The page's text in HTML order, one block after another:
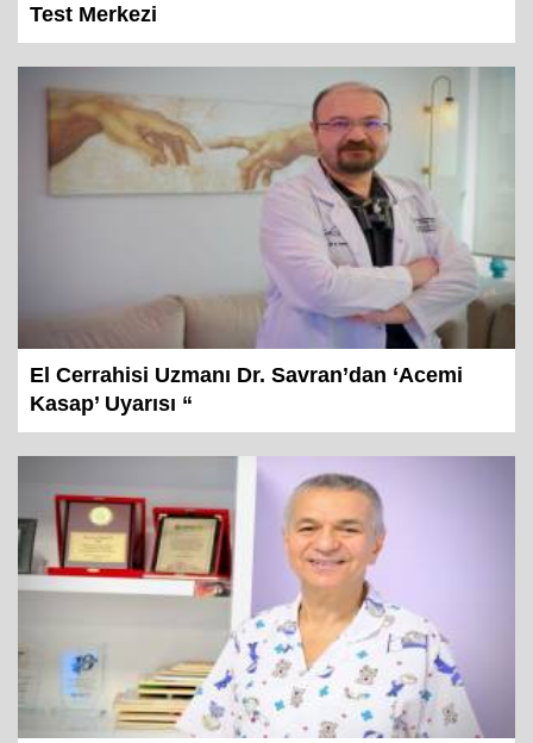
Test Merkezi
El Cerrahisi Uzmanı Dr. Savran’dan ‘Acemi
Kasap’ Uyarısı “